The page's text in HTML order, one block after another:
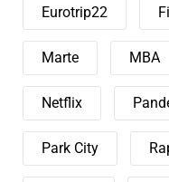
Eurotrip22
Marte MBA
Netflix
Park City